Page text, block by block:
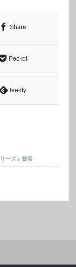
Share
Pocket
feedly
ーズ」登場